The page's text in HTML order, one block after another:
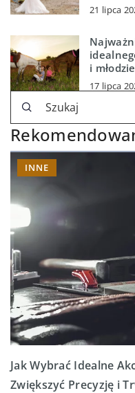
21 lipca
i
17 lipca
INNE
Jak Wybrać Idealne
Zwiększyć Precyzję i